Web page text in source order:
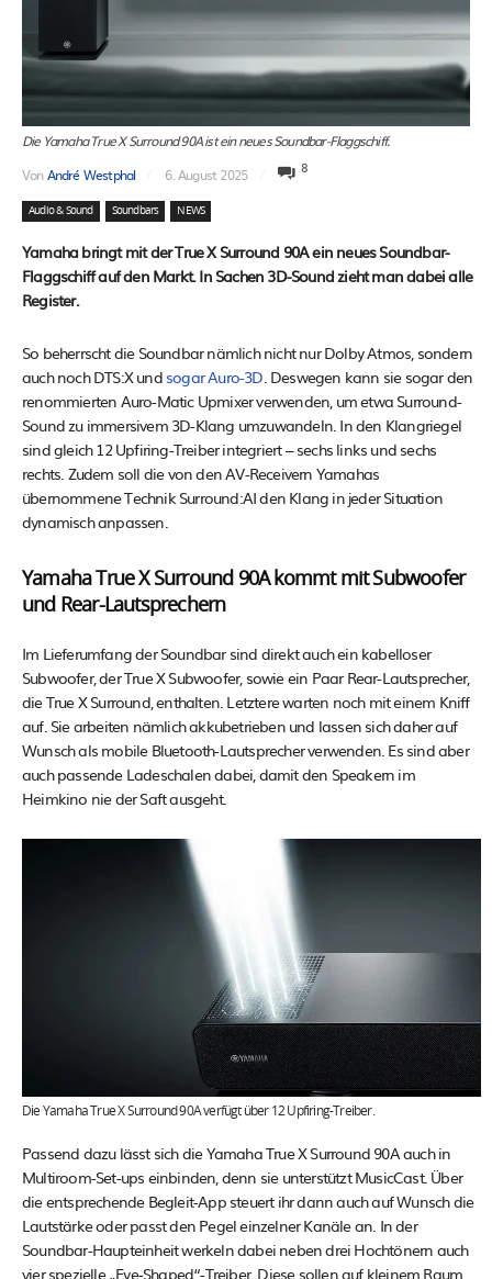
Die Yamaha True X Surround 90A ist ein neues Soundbar-Flaggschiff.
VonAndré Westphal 6. August 2025 8
Audio & Sound Soundbars NEWS
Yamaha bringt mit der True X Surround 90A ein neues Soundbar-
Flaggschiff auf den Markt. In Sachen 3D-Sound zieht man dabei alle
Register.
So beherrscht die Soundbar nämlich nicht nur Dolby Atmos, sondern
auch noch DTS:X und sogar Auro-3D . Deswegen kann sie sogar den
renommierten Auro-Matic Upmixer verwenden, um etwa Surround-
Sound zu immersivem 3D-Klang umzuwandeln. In den Klangriegel
sind gleich 12 Upfiring-Treiber integriert – sechs links und sechs
rechts. Zudem soll die von den AV-Receivern Yamahas
übernommene Technik Surround:AI den Klang in jeder Situation
dynamisch anpassen.
Yamaha True X Surround 90A kommt mit Subwoofer
und Rear-Lautsprechern
Im Lieferumfang der Soundbar sind direkt auch ein kabelloser
Subwoofer, der True X Subwoofer, sowie ein Paar Rear-Lautsprecher,
die True X Surround, enthalten. Letztere warten noch mit einem Kniff
auf. Sie arbeiten nämlich akkubetrieben und lassen sich daher auf
Wunsch als mobile Bluetooth-Lautsprecher verwenden. Es sind aber
auch passende Ladeschalen dabei, damit den Speakern im
Heimkino nie der Saft ausgeht.
Die Yamaha True X Surround 90A verfügt über 12 Upfiring-Treiber.
Passend dazu lässt sich die Yamaha True X Surround 90A auch in
Multiroom-Set-ups einbinden, denn sie unterstützt MusicCast. Über
die entsprechende Begleit-App steuert ihr dann auch auf Wunsch die
Lautstärke oder passt den Pegel einzelner Kanäle an. In der
Soundbar-Haupteinheit werkeln dabei neben drei Hochtönern auch
vier spezielle „Eye-Shaped“-Treiber. Diese sollen auf kleinem Raum